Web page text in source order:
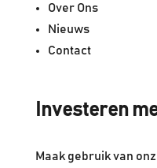
Over Ons
Nieuws
Contact
Investeren
Maak gebruik van